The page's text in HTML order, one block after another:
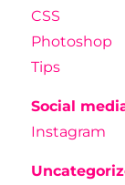
CSS
Photoshop
Tips
Social
Instagram